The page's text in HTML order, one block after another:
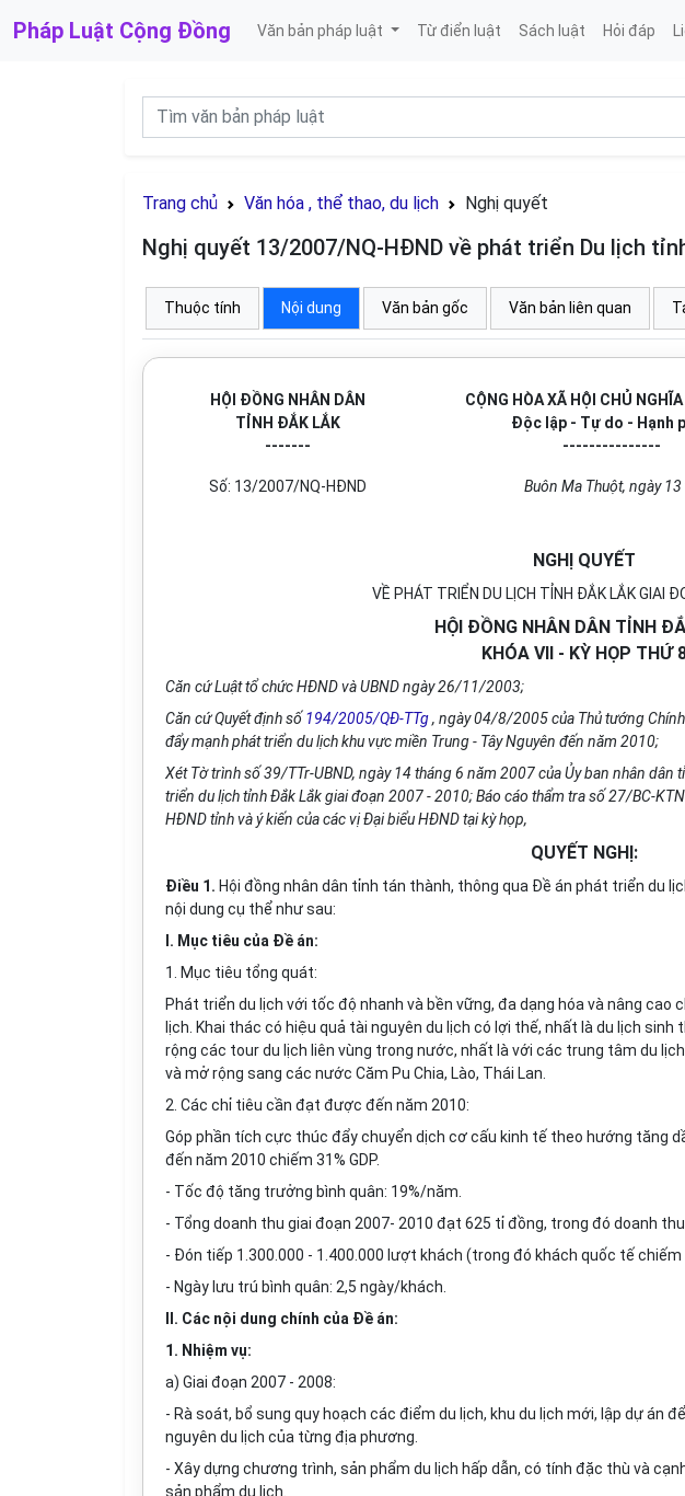
Pháp Luật Cộng Đồng Văn bản pháp luật Từ điển luật Sách luật Hỏi đáp
Trang chủ Văn hóa , thể thao, du lịch Nghị quyết
Nghị quyết 13/2007/NQ-HĐND về phát triển Du lịch
Thuộc tính Nội dung Văn bản gốc Văn bản liên quan
HỘI ĐỒ NG NHÂN DÂN
TỈNH ĐẮK LẮK
-------
CỘNG HÒA XÃ HỘI CHỦ
Độc lập - Tự do - Hạnh
---------------
Số: 13/2007/NQ-HĐND Buôn Ma Thuột, ngày 13
NGHỊ QUYẾT
VỀ PHÁT TRIỂN DU LỊCH TỈNH ĐẮK LẮK GIAI
HỘI ĐỒNG NHÂN DÂN TỈNH
KHÓA VII - KỲ HỌP THỨ
Căn cứ Luật tổ chức HĐND và UBND ngày 26/11/2003;
Căn cứ Quyết định số 194/2005/QĐ-TTg, ngày 04/8/2005 của Thủ tướng
đẩy mạnh phát triển du lịch khu vực miền Trung - Tây Nguyên đến năm 2010;
Xét Tờtrình số 39/TTr-UBND, ngày 14 tháng 6 năm 2007 của Ủy ban nhân dân
triển du lịch tỉnh Đắk Lắk giai đoạn 2007 - 2010; Báo cáo thẩm tra số 27/BC-
HĐND tỉnh và ý kiến của các vị Đại biểu HĐND tại kỳhọp,
QUYẾT NGHỊ:
Điều 1. Hội đồng nhân dân tỉnh tán thành, thông qua Đề án phát triển du
nội dung cụ thể như sau:
I. Mục tiêu của Đề án:
1. Mục tiêu tổng quát:
Phát triển du lịch với tốc độ nhanh và bền vững, đa dạng hóa và nâng cao
lịch. Khai thác có hiệu quả tài nguyên du lịch có l ợi thế, nhất là du lịch sinh
rộng các tour du lịch liên vùng trong nước, nhất là với các trung tâm du lịch
và mở rộng sang các nước Căm Pu Chia, Lào, Thái Lan.
2. Các chỉ tiêu cần đạt được đến năm 2010:
Góp phần tích cực thúc đẩy chuyển dịch cơ cấu kinh tế theo hướng tăng
đến năm 2010 chiếm 31% GDP.
- Tốc độ tăng trưởng bình quân: 19%/năm.
- Tổng doanh thu giai đoạn 2007- 2010 đạt 625 tỉđồng, trong đó doanh
- Đón tiếp 1.300.000 - 1.400.000 lượt khách (trong đó khách quốc tế
- Ngày lưu trú bình quân: 2,5 ngày/khách.
II. Các nội dung chính của Đề án:
1. Nhiệm vụ:
a) Giai đoạn 2007 - 2008:
- Rà soát, bổ sung quy hoạch các điểm du lịch, khu du lịch mới, lập dự án để
nguyên du lịch của từng địa phương.
- Xây dựng chương trình, sản phẩm du lịch hấp dẫn, có tính đặc thù và
sản phẩm du lịch.